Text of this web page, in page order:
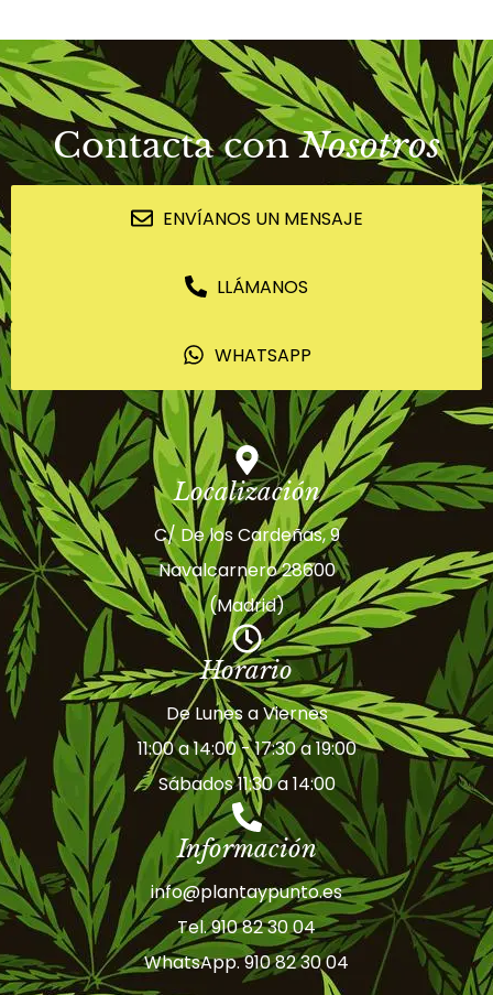
Contacta conNosotros
ENVÍANOS UN MENSAJE
LLÁMANOS
WHATSAPP
Localización
C/ De los Cardeñas, 9
Navalcarnero 28600
(Madrid)
Horario
De Lunes a Viernes
11:00 a 14:00 - 17:30 a 19:00
Sábados 11:30 a 14:00
Información
info@plantaypunto.es
Tel. 910 82 30 04
WhatsApp. 910 82 30 04